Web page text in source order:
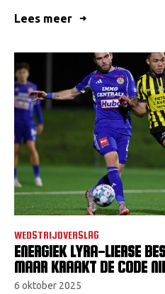
Lees meer
WEDSTRIJDVERSLAG
ENERGIEK LYRA-LIERSE
MAAR KRAAKT DE CODE
6 oktober 2025